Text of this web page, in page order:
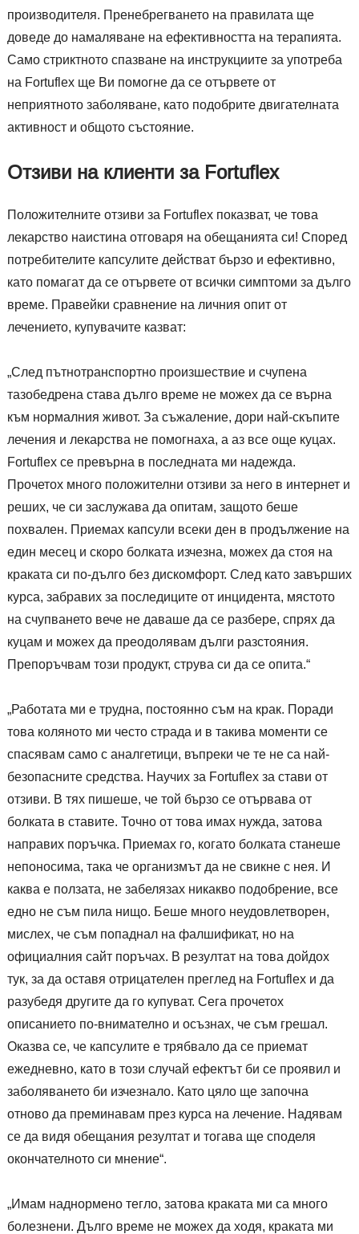
производителя. Пренебрегването на правилата ще
доведе до намаляване на ефективността на терапията.
Само стриктното спазване на инструкциите за употреба
на Fortuflex ще Ви помогне да се отървете от
неприятното заболяване, като подобрите двигателната
активност и общото състояние.
Отзиви на клиенти за Fortuflex
Положителните отзиви за Fortuflex показват, че това
лекарство наистина отговаря на обещанията си! Според
потребителите капсулите действат бързо и ефективно,
като помагат да се отървете от всички симптоми за дълго
време. Правейки сравнение на личния опит от
лечението, купувачите казват:
„След пътнотранспортно произшествие и счупена
тазобедрена става дълго време не можех да се върна
към нормалния живот. За съжаление, дори най-скъпите
лечения и лекарства не помогнаха, а аз все още куцах.
Fortuflex се превърна в последната ми надежда.
Прочетох много положителни отзиви за него в интернет и
реших, че си заслужава да опитам, защото беше
похвален. Приемах капсули всеки ден в продължение на
един месец и скоро болката изчезна, можех да стоя на
краката си по-дълго без дискомфорт. След като завърших
курса, забравих за последиците от инцидента, мястото
на счупването вече не даваше да се разбере, спрях да
куцам и можех да преодолявам дълги разстояния.
Препоръчвам този продукт, струва си да се опита.“
„Работата ми е трудна, постоянно съм на крак. Поради
това коляното ми често страда и в такива моменти се
спасявам само с аналгетици, въпреки че те не са най-
безопасните средства. Научих за Fortuflex за стави от
отзиви. В тях пишеше, че той бързо се отървава от
болката в ставите. Точно от това имах нужда, затова
направих поръчка. Приемах го, когато болката станеше
непоносима, така че организмът да не свикне с нея. И
каква е ползата, не забелязах никакво подобрение, все
едно не съм пила нищо. Беше много неудовлетворен,
мислех, че съм попаднал на фалшификат, но на
официалния сайт поръчах. В резултат на това дойдох
тук, за да оставя отрицателен преглед на Fortuflex и да
разубедя другите да го купуват. Сега прочетох
описанието по-внимателно и осъзнах, че съм грешал.
Оказва се, че капсулите е трябвало да се приемат
ежедневно, като в този случай ефектът би се проявил и
заболяването би изчезнало. Като цяло ще започна
отново да преминавам през курса на лечение. Надявам
се да видя обещания резултат и тогава ще споделя
окончателното си мнение“.
„Имам наднормено тегло, затова краката ми са много
болезнени. Дълго време не можех да ходя, краката ми